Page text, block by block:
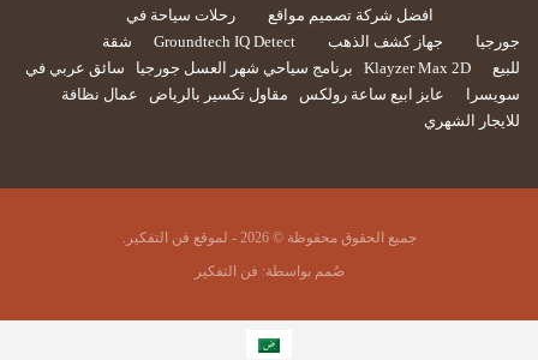
افضل شركة تصميم مواقع
رحلات سياحة في
جورجيا
جهاز كشف الذهب Groundtech IQ Detect
شقة
للبيع
Klayzer Max 2D برنامج سياحي شهر العسل جورجيا
سائق عربي في
سويسرا
عايز ابيع ساعة رولكس مقاول تكسير بالرياض
عمال نظافة
للايجار الشهري
جميع الحقوق محفوظة © 2026 - لموقع فن التفكير.
صُمم بواسطة: فن التفكير